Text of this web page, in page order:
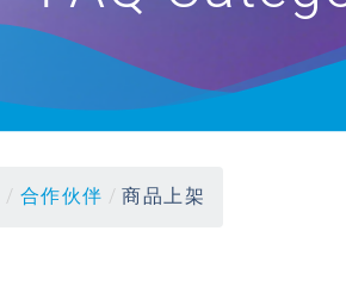
/ 合作伙伴 / 商品上架